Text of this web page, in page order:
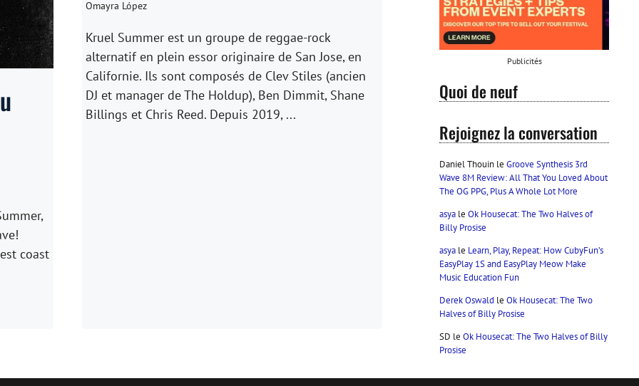
coast
Omayra López
Kruel Summer est un groupe de reggae-rock
alternatif en plein essor originaire de San Jose, en
Californie. Ils sont composés de Clev Stiles (ancien
DJ et manager de The Holdup), Ben Dimmit, Shane
Billings et Chris Reed. Depuis 2019, ...
Publicités
Quoi de neuf
Rejoignez la conversation
Daniel Thouin le Groove Synthesis 3rd
Wave 8M Review: All That You Loved About
The OG PPG, Plus A Whole Lot More
asya le Ok Housecat: The Two Halves of
Billy Prosise
asya le Learn, Play, Repeat: How CubyFun’s
EasyPlay 1S and EasyPlay Meow Make
Music Education Fun
Derek Oswald le Ok Housecat: The Two
Halves of Billy Prosise
SD le Ok Housecat: The Two Halves of Billy
Prosise